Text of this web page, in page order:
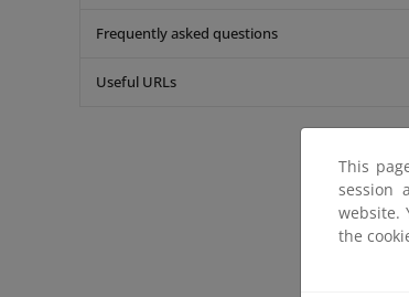
Frequently asked questions
Useful URLs
This
session
website.
the